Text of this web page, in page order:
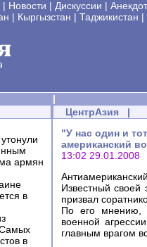
| Новости | Дискуссии |
| Кыргызстан | Таджикистан |
|
армян
в
в
ЦентрАзия |
"У нас один и
американский
13:02 29.01.2008
Известный своей
призвал
По его мнению,
военной
главным врагом